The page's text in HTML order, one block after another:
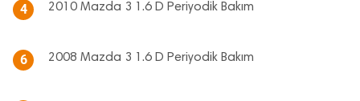
4 2010 Mazda 3 1.6 D Periyodik Bakım
6 2008 Mazda 3 1.6 D Periyodik Bakım